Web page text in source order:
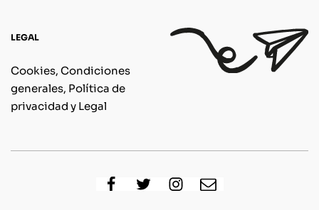
LEGAL
Cookies, Condiciones
generales, Política de
privacidad y Legal